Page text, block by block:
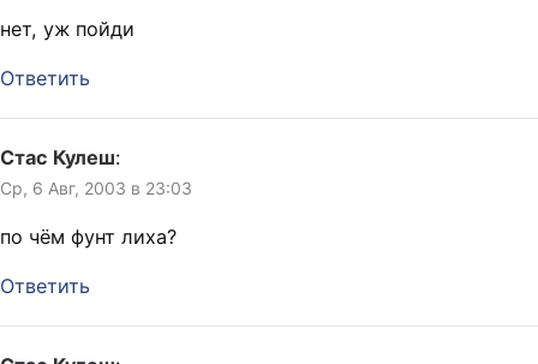
нет, уж пойди
Ответить
Стас Кулеш:
Ср, 6 Авг, 2003 в 23:03
по чём фунт лиха?
Ответить